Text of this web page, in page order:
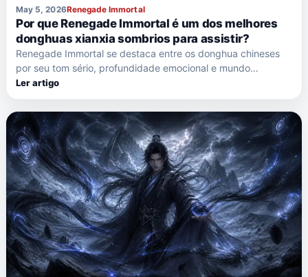
May 5, 2026Renegade Immortal
Por que Renegade Immortal é um dos melhores
donghuas xianxia sombrios para assistir?
Renegade Immortal se destaca entre os donghua chineses
por seu tom sério, profundidade emocional e mundo…
Ler artigo